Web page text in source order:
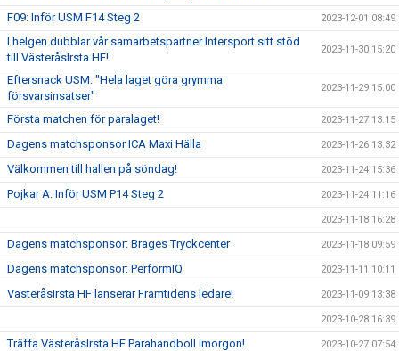
F09: Inför USM F14 Steg 2 2023-12-01 08:49
I helgen dubblar vår samarbetspartner Intersport sitt stöd
till VästeråsIrsta HF!
2023-11-30 15:20
Eftersnack USM: "Hela laget göra grymma
försvarsinsatser"
2023-11-29 15:00
Första matchen för paralaget! 2023-11-27 13:15
Dagens matchsponsor ICA Maxi Hälla 2023-11-26 13:32
Välkommen till hallen på söndag! 2023-11-24 15:36
Pojkar A: Inför USM P14 Steg 2 2023-11-24 11:16
2023-11-18 16:28
Dagens matchsponsor: Brages Tryckcenter 2023-11-18 09:59
Dagens matchsponsor: PerformIQ 2023-11-11 10:11
VästeråsIrsta HF lanserar Framtidens ledare! 2023-11-09 13:38
2023-10-28 16:39
Träffa VästeråsIrsta HF Parahandboll imorgon! 2023-10-27 07:54